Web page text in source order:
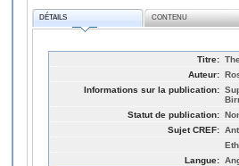
DÉTAILS CONTENU
Titre:
Auteur:
Informations sur la publication:
Statut de publication:
Sujet CREF:
Langue: